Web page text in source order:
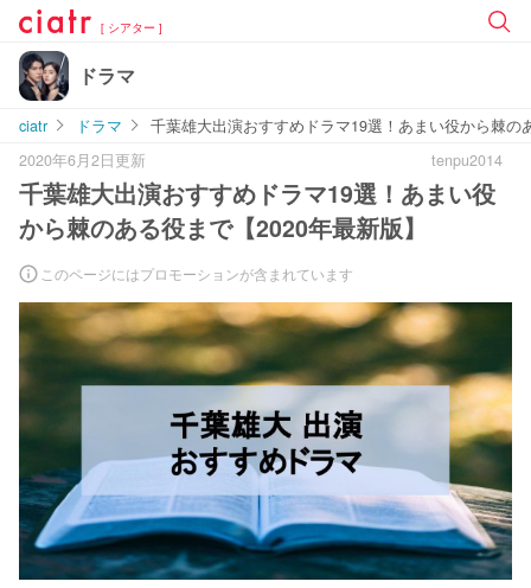
[ シアター ]
ドラマ
ciatr ドラマ
千葉雄大出演おすすめドラマ19選！あまい役から棘の
2020年6月2日更新
tenpu2014
千葉雄大出演おすすめドラマ19選！あまい役
から棘のある役まで【2020年最新版】
このページにはプロモーションが含まれています